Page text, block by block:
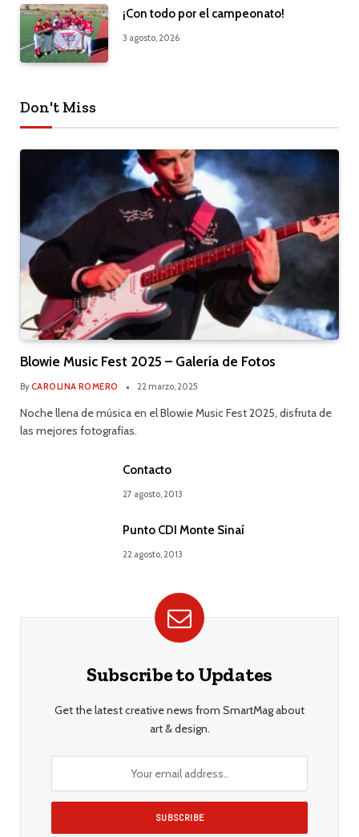
¡Con todo por el campeonato!
3 agosto, 2026
Don't Miss
Blowie Music Fest 2025 – Galería de Fotos
ByCAROLINA ROMERO 22 marzo, 2025
Noche llena de música en el Blowie Music Fest 2025, disfruta de
las mejores fotografías.
Contacto
27 agosto, 2013
Punto CDI Monte Sinaí
22 agosto, 2013
Subscribe to Updates
Get the latest creative news from SmartMag about
art & design.